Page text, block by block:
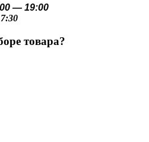
— 19:00
товара?